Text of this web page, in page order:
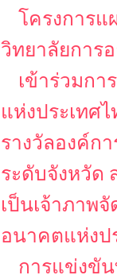
โครงการ
วิทยาลัยการ
เข้าร่วมก
แห่งประเทศ
รางวัลองค์ก
ระดับจังหวัด
เป็นเจ้าภาพ
อนาคตแห่งป
การแข่งขั